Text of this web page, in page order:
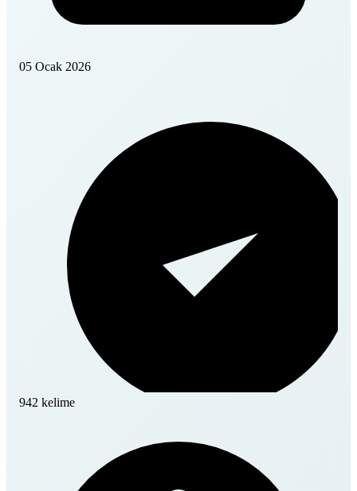
05 Ocak 2026
942 kelime